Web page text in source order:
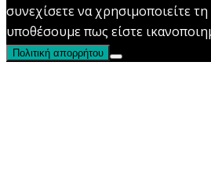
συνεχίσετε να χρησιμοποιείτε
υποθέσουμε πως είστε
Πολιτική απορρήτου